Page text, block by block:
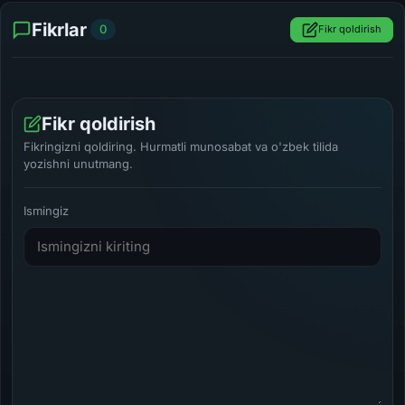
Fikrlar 0 Fikr qoldirish
Fikr qoldirish
Fikringizni qoldiring. Hurmatli munosabat va o'zbek tilida
yozishni unutmang.
Ismingiz